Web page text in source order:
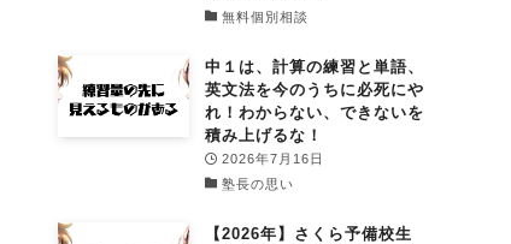
無料個別相談
中１は、計算の練習と単語、
英文法を今のうちに必死にや
れ！わからない、できないを
積み上げるな！
2026年7月16日
塾長の思い
【2026年】さくら予備校生